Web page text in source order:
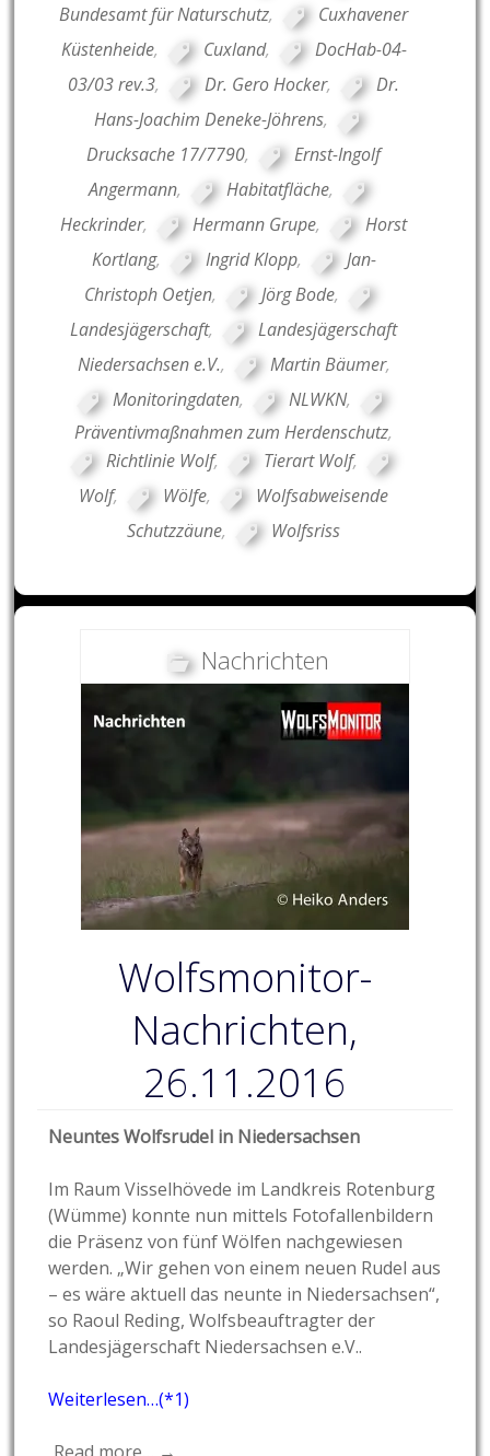
Bundesamt für Naturschutz,
Cuxhavener
Küstenheide, Cuxland,
DocHab-04-
03/03 rev.3, Dr. Gero Hocker,
Dr.
Hans-Joachim Deneke-Jöhrens,
Drucksache 17/7790,
Ernst-Ingolf
Angermann, Habitatfläche,
Heckrinder, Hermann Grupe,
Horst
Kortlang, Ingrid Klopp,
Jan-
Christoph Oetjen, Jörg Bode,
Landesjägerschaft,
Landesjägerschaft
Niedersachsen e.V., Martin Bäumer,
Monitoringdaten, NLWKN,
Präventivmaßnahmen zum Herdenschutz,
Richtlinie Wolf, Tierart Wolf,
Wolf, Wölfe,
Wolfsabweisende
Schutzzäune, Wolfsriss
Nachrichten
Wolfsmonitor-
Nachrichten,
26.11.2016
Neuntes Wolfsrudel in Niedersachsen
Im Raum Visselhövede im Landkreis Rotenburg
(Wümme) konnte nun mittels Fotofallenbildern
die Präsenz von fünf Wölfen nachgewiesen
werden. „Wir gehen von einem neuen Rudel aus
– es wäre aktuell das neunte in Niedersachsen“,
so Raoul Reding, Wolfsbeauftragter der
Landesjägerschaft Niedersachsen e.V..
Weiterlesen…(*1)
Read more… →